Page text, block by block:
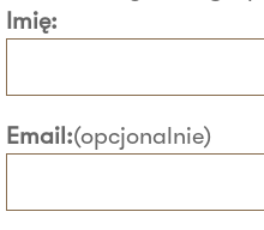
Imię:
Email:(opcjonalnie)